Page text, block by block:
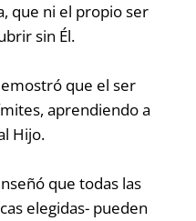
que ni el propio ser
sin Él.
que el ser
aprendiendo a
Hijo.
que todas las
elegidas- pueden